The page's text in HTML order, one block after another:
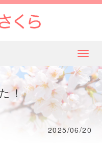
メ
ニ
ュ
ー
！
2025/06/20